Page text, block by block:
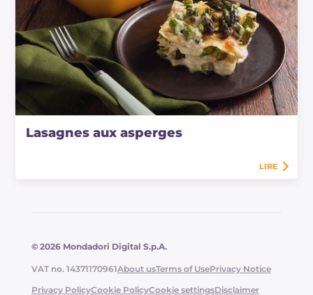
Lasagnes aux asperges
LIRE
© 2026 Mondadori Digital S.p.A.
VAT no. 14371170961About usTerms of UsePrivacy Notice
Privacy PolicyCookie PolicyCookie settingsDisclaimer